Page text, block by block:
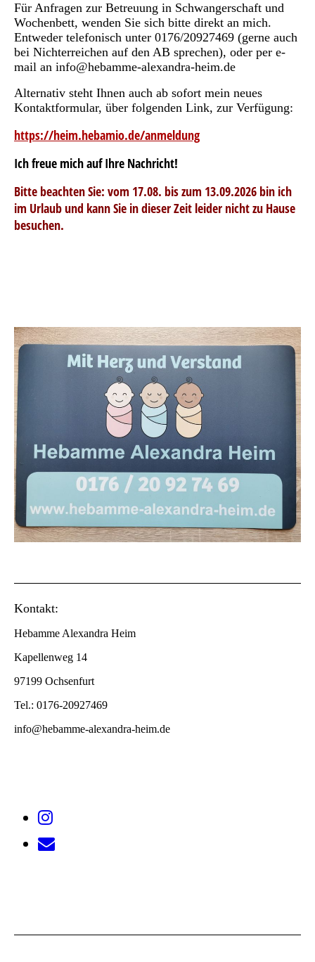
Für Anfragen zur Betreuung in Schwangerschaft und
Wochenbett, wenden Sie sich bitte direkt an mich.
Entweder telefonisch unter 0176/20927469 (gerne auch
bei Nichterreichen auf den AB sprechen), oder per e-
mail an info@hebamme-alexandra-heim.de
Alternativ steht Ihnen auch ab sofort mein neues
Kontaktformular, über folgenden Link, zur Verfügung:
https://heim.hebamio.de/anmeldung
Ich freue mich auf Ihre Nachricht!
Bitte beachten Sie: vom 17.08. bis zum 13.09.2026 bin ich
im Urlaub und kann Sie in dieser Zeit leider nicht zu Hause
besuchen.
Kontakt:
Hebamme Alexandra Heim
Kapellenweg 14
97199 Ochsenfurt
Tel.: 0176-20927469
info@hebamme-alexandra-heim.de